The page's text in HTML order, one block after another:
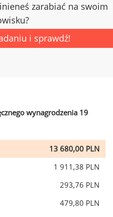
zarabiać na swoim
i sprawdź!
wynagrodzenia 19
13 680,00 PLN
1 911,38 PLN
293,76 PLN
479,80 PLN